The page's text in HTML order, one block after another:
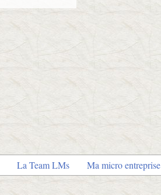
La Team LMs Ma micro entreprise